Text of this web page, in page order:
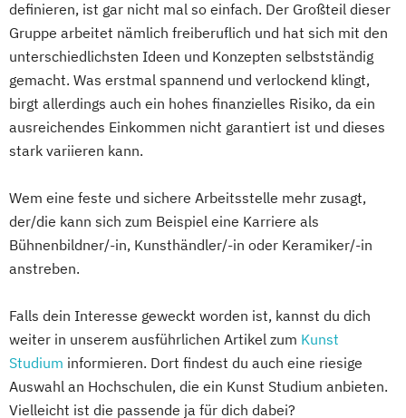
definieren, ist gar nicht mal so einfach. Der Großteil dieser
Gruppe arbeitet nämlich freiberuflich und hat sich mit den
unterschiedlichsten Ideen und Konzepten selbstständig
gemacht. Was erstmal spannend und verlockend klingt,
birgt allerdings auch ein hohes finanzielles Risiko, da ein
ausreichendes Einkommen nicht garantiert ist und dieses
stark variieren kann.
Wem eine feste und sichere Arbeitsstelle mehr zusagt,
der/die kann sich zum Beispiel eine Karriere als
Bühnenbildner/-in, Kunsthändler/-in oder Keramiker/-in
anstreben.
Falls dein Interesse geweckt worden ist, kannst du dich
weiter in unserem ausführlichen Artikel zum Kunst
Studium informieren. Dort findest du auch eine riesige
Auswahl an Hochschulen, die ein Kunst Studium anbieten.
Vielleicht ist die passende ja für dich dabei?